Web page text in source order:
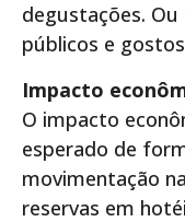
degustações.
públicos e
Impacto
O impacto
esperado de
movimentação
reservas em